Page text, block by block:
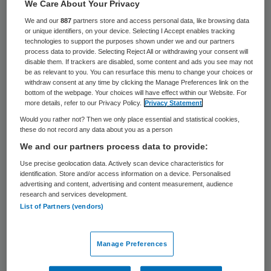
2 mei 2025,10:05
1075 keer gelezen
Sjaak Wijma is per 1 juni 2025 benoemd tot
voorzitter van de raad van toezicht van het
Canisius Wilhelmina Ziekenhuis (CWZ).
Wijma volgt de huidige voorzitter Herman
Bolhaar, wiens tweede termijn als
voorzitter afloopt. Wijma start per 1 mei
2025 al als lid van de raad van toezicht.
Wijma was van november 2018 tot zijn eind
2024 voorzitter van Zorginstituut
Nederland. Hij maakte vanaf 2016 deel uit
We Care About Your Privacy
We and our887 partners store and access personal data, like browsing data
or unique identifiers, on your device. Selecting I Accept enables tracking
technologies to support the purposes shown under we and our partners
process data to provide. Selecting Reject All or withdrawing your consent will
disable them. If trackers are disabled, some content and ads you see may not
be as relevant to you. You can resurface this menu to change your choices or
withdraw consent at any time by clicking the Manage Preferences link on the
bottom of the webpage. Your choices will have effect within our Website. For
more details, refer to our Privacy Policy.
Privacy Statement
Would you rather not? Then we only place essential and statistical cookies,
these do not record any data about you as a person
We and our partners process data to provide:
Use precise geolocation data. Actively scan device characteristics for
identification. Store and/or access information on a device. Personalised
advertising and content, advertising and content measurement, audience
research and services development.
List of Partners (vendors)
Manage Preferences